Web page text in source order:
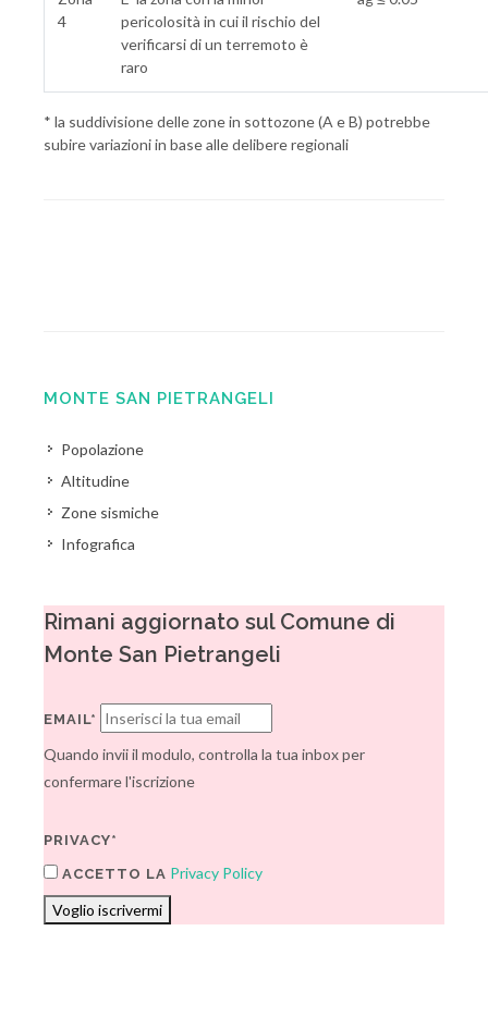
4
pericolosità in cui il rischio del
verificarsi di un terremoto è
raro
* la suddivisione delle zone in sottozone (A e B) potrebbe
subire variazioni in base alle delibere regionali
MONTE SAN PIETRANGELI
Popolazione
Altitudine
Zone sismiche
Infografica
Rimani aggiornato sul Comune di
Monte San Pietrangeli
EMAIL*
Quando invii il modulo, controlla la tua inbox per
confermare l'iscrizione
PRIVACY*
ACCETTO LA Privacy Policy
Voglio iscrivermi